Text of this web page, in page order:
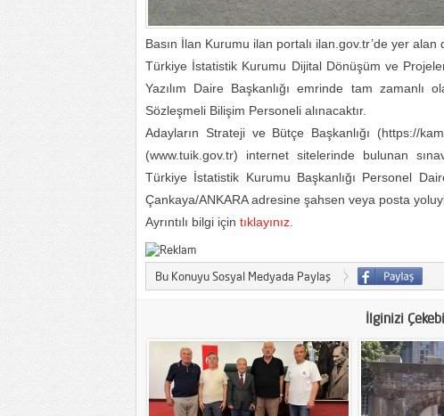
Basın İlan Kurumu ilan portalı ilan.gov.tr’de yer alan
Türkiye İstatistik Kurumu Dijital Dönüşüm ve
Yazılım Daire Başkanlığı emrinde tam
Sözleşmeli Bilişim Personeli alınacaktır.
Adayların Strateji ve Bütçe Başkanlığı (https://
(www.tuik.gov.tr) internet sitelerinde bulunan
Türkiye İstatistik Kurumu Başkanlığı Personel
Çankaya/ANKARA adresine şahsen veya posta
Ayrıntılı bilgi için tıklayınız.
Bu Konuyu Sosyal Medyada Paylaş
İlginizi